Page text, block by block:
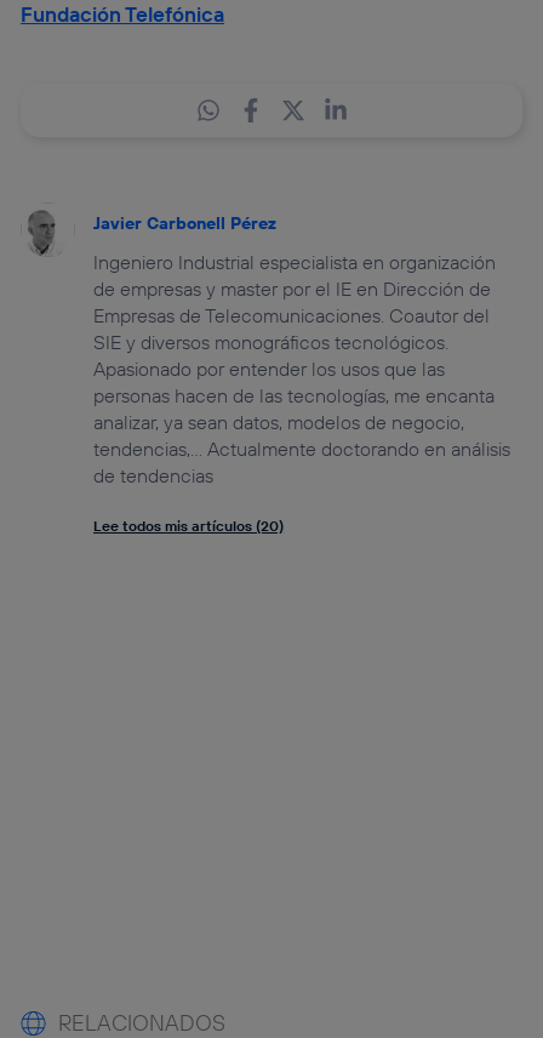
Fundación Telefónica
Javier Carbonell Pérez
Ingeniero Industrial especialista en organización
de empresas y master por el IE en Dirección de
Empresas de Telecomunicaciones. Coautor del
SIE y diversos monográficos tecnológicos.
Apasionado por entender los usos que las
personas hacen de las tecnologías, me encanta
analizar, ya sean datos, modelos de negocio,
tendencias,... Actualmente doctorando en análisis
de tendencias
Lee todos mis artículos (20)
RELACIONADOS